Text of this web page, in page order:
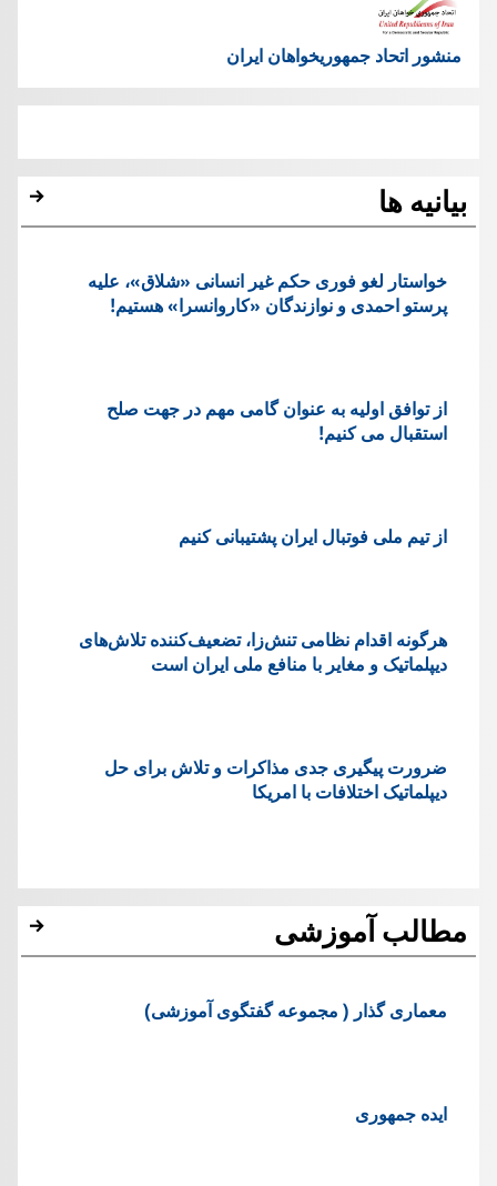
منشور اتحاد جمهوریخواهان ایران
بیانیه ها
خواستار لغو فوری حکم غیر انسانی «شلاق»، علیه
پرستو احمدی و نوازندگان «کاروانسرا» هستیم!
از توافق اولیه به عنوان گامی مهم در جهت صلح
استقبال می کنیم!
از تیم ملی فوتبال ایران پشتیبانی کنیم
هرگونه اقدام نظامی تنش‌زا، تضعیف‌کننده تلاش‌های
دیپلماتیک و مغایر با منافع ملی ایران است
ضرورت پیگیری جدی مذاکرات و تلاش برای حل
دیپلماتیک اختلافات با امریکا
مطالب آموزشی
معماری گذار ( مجموعه گفتگوی آموزشی)
ایده جمهوری